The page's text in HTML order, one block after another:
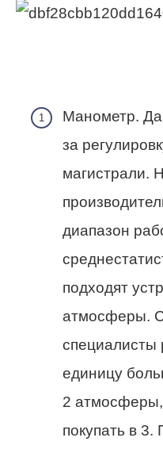
Манометр.
за
магистрали.
диапазон
подходят
атмосферы. С
специалисты
единицу
2
покупать в